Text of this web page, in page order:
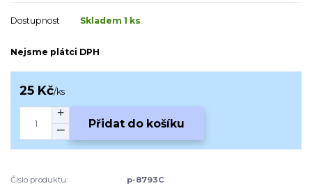
Dostupnost Skladem 1 ks
Nejsme plátci DPH
25 Kč/ks
Přidat do košíku
Číslo produktu: p-8793C